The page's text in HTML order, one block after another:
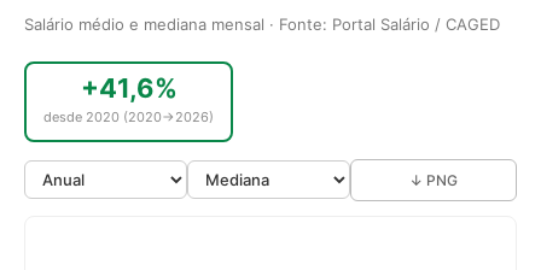
Salário médio e mediana mensal · Fonte: Portal Salário / CAGED
+41,6%
desde 2020 (2020→2026)
↓ PNG